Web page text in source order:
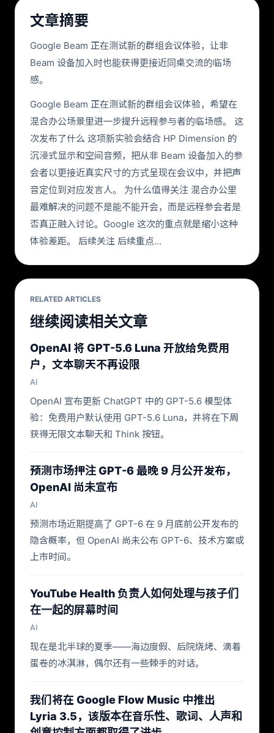
文章摘要
Google Beam 正在测试新的群组会议体验，让非
Beam 设备加入时也能获得更接近同桌交流的临场
感。
Google Beam 正在测试新的群组会议体验，希望在
混合办公场景里进一步提升远程参与者的临场感。 这
次发布了什么 这项新实验会结合 HP Dimension 的
沉浸式显示和空间音频，把从非 Beam 设备加入的参
会者以更接近真实尺寸的方式呈现在会议中，并把声
音定位到对应发言人。 为什么值得关注 混合办公里
最难解决的问题不是能不能开会，而是远程参会者是
否真正融入讨论。Google 这次的重点就是缩小这种
体验差距。 后续关注 后续重点…
RELATED ARTICLES
继续阅读相关文章
OpenAI 将 GPT-5.6 Luna 开放给免费用
户，文本聊天不再设限
AI
OpenAI 宣布更新 ChatGPT 中的 GPT-5.6 模型体
验：免费用户默认使用 GPT-5.6 Luna，并将在下周
获得无限文本聊天和 Think 按钮。
预测市场押注 GPT-6 最晚 9 月公开发布，
OpenAI 尚未宣布
AI
预测市场近期提高了 GPT-6 在 9 月底前公开发布的
隐含概率，但 OpenAI 尚未公布 GPT-6、技术方案或
上市时间。
YouTube Health 负责人如何处理与孩子们
在一起的屏幕时间
AI
现在是北半球的夏季——海边度假、后院烧烤、滴着
蛋卷的冰淇淋，偶尔还有一些棘手的对话。
我们将在 Google Flow Music 中推出
Lyria 3.5，该版本在音乐性、歌词、人声和